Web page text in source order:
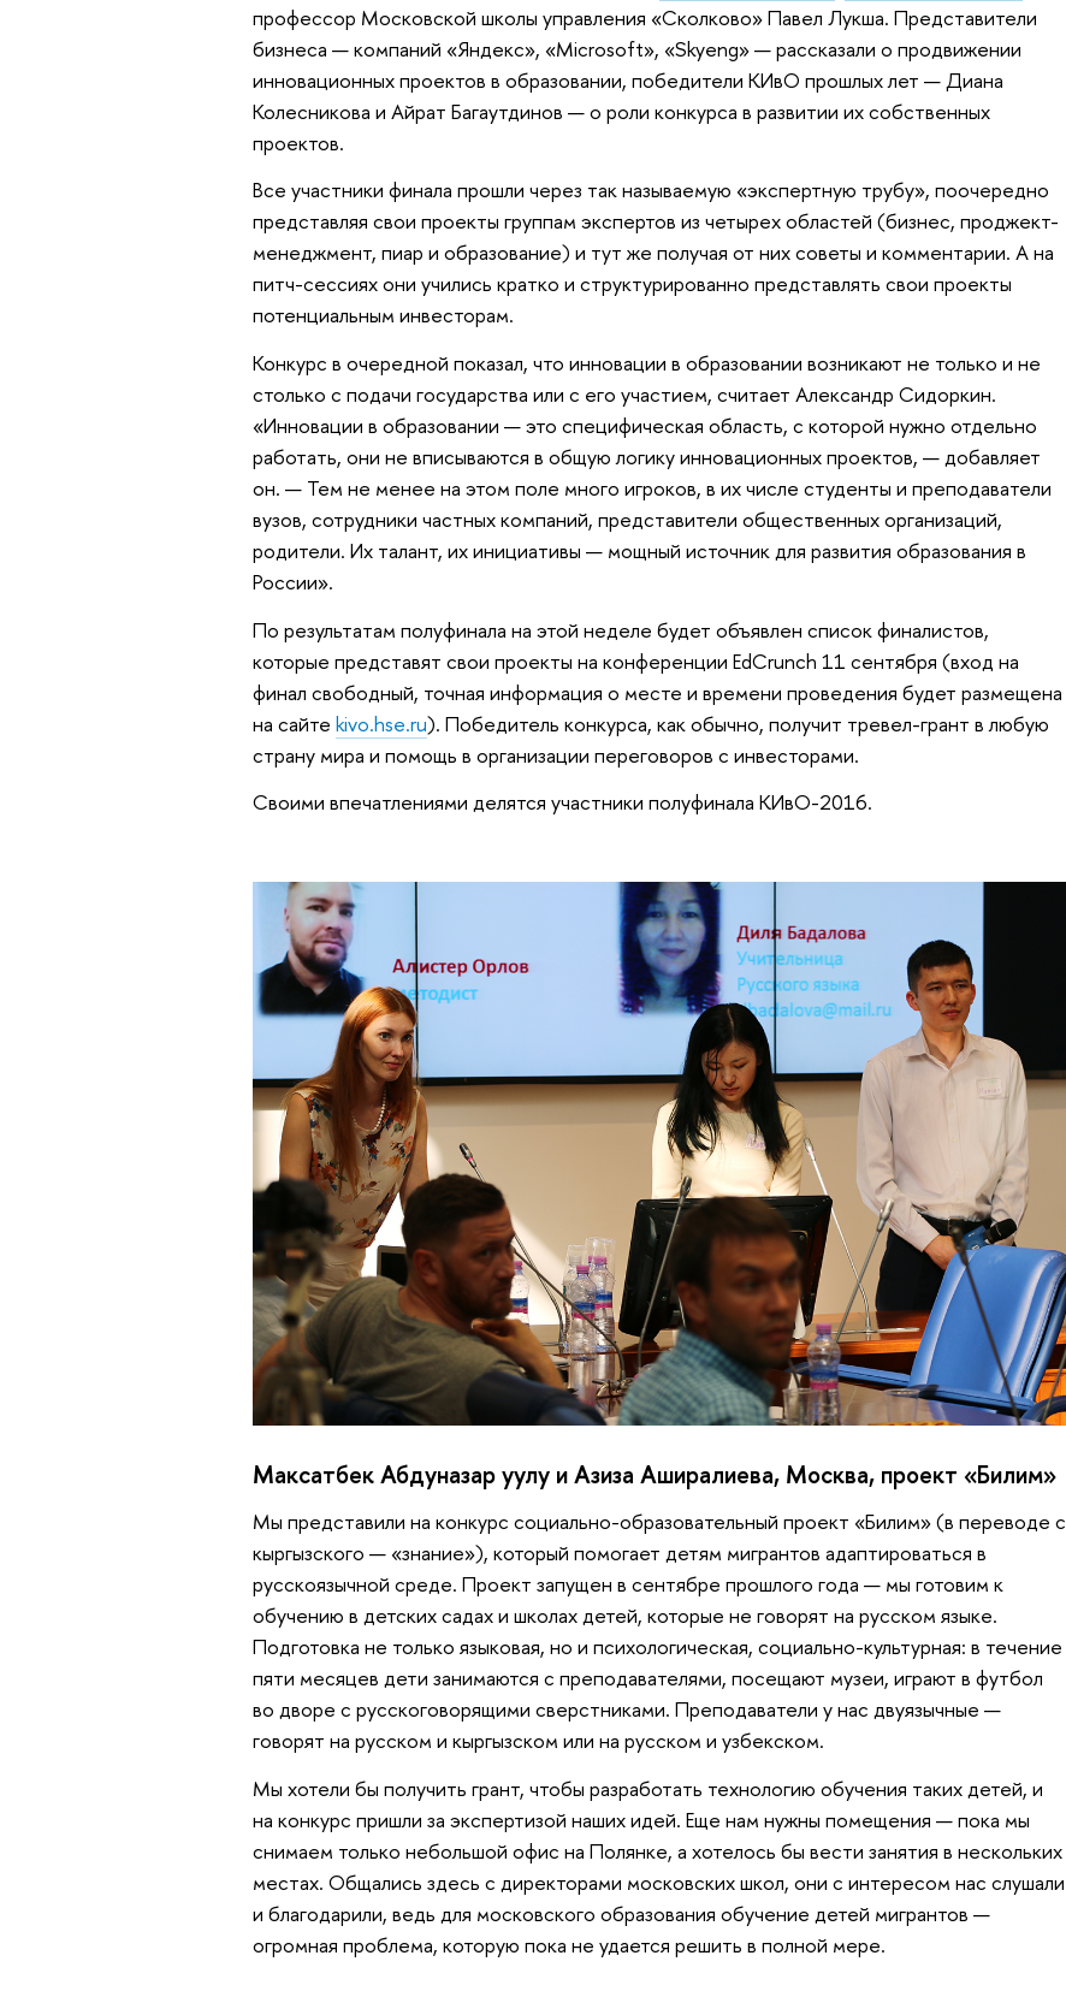
профессор Московской школы управления «Сколково» Павел Лукша. Представители
бизнеса — компаний «Яндекс», «Microsoft», «Skyeng» — рассказали о продвижении
инновационных проектов в образовании, победители КИвО прошлых лет — Диана
Колесникова и Айрат Багаутдинов — о роли конкурса в развитии их собственных
проектов.
Все участники финала прошли через так называемую «экспертную трубу», поочередно
представляя свои проекты группам экспертов из четырех областей (бизнес, проджект-
менеджмент, пиар и образование) и тут же получая от них советы и комментарии. А на
питч-сессиях они учились кратко и структурированно представлять свои проекты
потенциальным инвесторам.
Конкурс в очередной показал, что инновации в образовании возникают не только и не
столько с подачи государства или с его участием, считает Александр Сидоркин.
«Инновации в образовании — это специфическая область, с которой нужно отдельно
работать, они не вписываются в общую логику инновационных проектов, — добавляет
он. — Тем не менее на этом поле много игроков, в их числе студенты и преподаватели
вузов, сотрудники частных компаний, представители общественных организаций,
родители. Их талант, их инициативы — мощный источник для развития образования в
России».
По результатам полуфинала на этой неделе будет объявлен список финалистов,
которые представят свои проекты на конференции EdCrunch 11 сентября (вход на
финал свободный, точная информация о месте и времени проведения будет размещена
на сайте kivo.hse.ru). Победитель конкурса, как обычно, получит тревел-грант в любую
страну мира и помощь в организации переговоров с инвесторами.
Своими впечатлениями делятся участники полуфинала КИвО-2016.
Максатбек Абдуназар уулу и Азиза Аширалиева, Москва, проект «Билим»
Мы представили на конкурс социально-образовательный проект «Билим» (в переводе с
кыргызского — «знание»), который помогает детям мигрантов адаптироваться в
русскоязычной среде. Проект запущен в сентябре прошлого года — мы готовим к
обучению в детских садах и школах детей, которые не говорят на русском языке.
Подготовка не только языковая, но и психологическая, социально-культурная: в течение
пяти месяцев дети занимаются с преподавателями, посещают музеи, играют в футбол
во дворе с русскоговорящими сверстниками. Преподаватели у нас двуязычные —
говорят на русском и кыргызском или на русском и узбекском.
Мы хотели бы получить грант, чтобы разработать технологию обучения таких детей, и
на конкурс пришли за экспертизой наших идей. Еще нам нужны помещения — пока мы
снимаем только небольшой офис на Полянке, а хотелось бы вести занятия в нескольких
местах. Общались здесь с директорами московских школ, они с интересом нас слушали
и благодарили, ведь для московского образования обучение детей мигрантов —
огромная проблема, которую пока не удается решить в полной мере.